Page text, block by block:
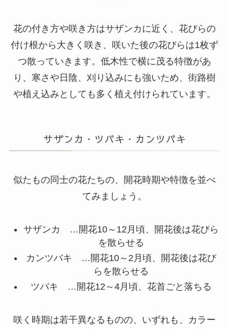
花の付き方や咲き方はサザンカに近く、花びらの
付け根から大きく咲き、咲いた後の花びらは1枚ず
つ散っていきます。低木性で横に茂る特徴があ
り、寒さや日陰、刈り込みにも強いため、街路樹
や植え込みとしても多く植え付けられています。
サザンカ・ツバキ・カンツバキ
似たもの同士の花たちの、開花時期や特徴を並べ
てみましょう。
サザンカ …開花10～12月頃、開花後は花びら
を散らせる
カンツバキ …開花10～2月頃、開花後は花び
らを散らせる
ツバキ …開花12～4月頃、花首ごと落ちる
咲く時期は若干異なるものの、いずれも、カラー